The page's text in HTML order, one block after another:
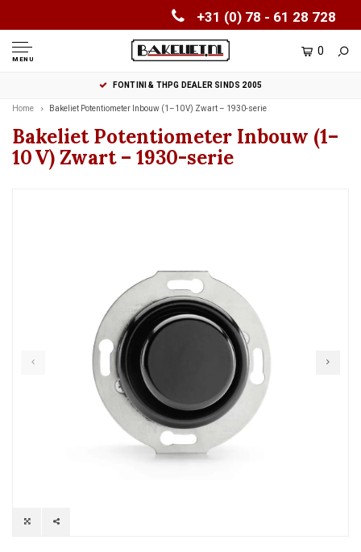
+31 (0) 78 - 61 28 728
MENU
0
FONTINI & THPG DEALER SINDS 2005
Home Bakeliet Potentiometer Inbouw (1–10 V) Zwart – 1930-serie
Bakeliet Potentiometer Inbouw (1–
10 V) Zwart – 1930-serie